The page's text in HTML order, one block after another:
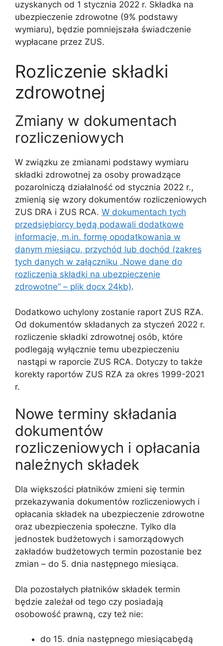
uzyskanych od 1 stycznia 2022 r. Składka na
ubezpieczenie zdrowotne (9% podstawy
wymiaru), będzie pomniejszała świadczenie
wypłacane przez ZUS.
Rozliczenie składki
zdrowotnej
Zmiany w dokumentach
rozliczeniowych
W związku ze zmianami podstawy wymiaru
składki zdrowotnej za osoby prowadzące
pozarolniczą działalność od stycznia 2022 r.,
zmienią się wzory dokumentów rozliczeniowych
ZUS DRA i ZUS RCA. W dokumentach tych
przedsiębiorcy będą podawali dodatkowe
informacje, m.in. formę opodatkowania w
danym miesiącu, przychód lub dochód (zakres
tych danych w załączniku „Nowe dane do
rozliczenia składki na ubezpieczenie
zdrowotne” – plik docx 24kb).
Dodatkowo uchylony zostanie raport ZUS RZA.
Od dokumentów składanych za styczeń 2022 r.
rozliczenie składki zdrowotnej osób, które
podlegają wyłącznie temu ubezpieczeniu
nastąpi w raporcie ZUS RCA. Dotyczy to także
korekty raportów ZUS RZA za okres 1999-2021
r.
Nowe terminy składania
dokumentów
rozliczeniowych i opłacania
należnych składek
Dla większości płatników zmieni się termin
przekazywania dokumentów rozliczeniowych i
opłacania składek na ubezpieczenie zdrowotne
oraz ubezpieczenia społeczne. Tylko dla
jednostek budżetowych i samorządowych
zakładów budżetowych termin pozostanie bez
zmian – do 5. dnia następnego miesiąca.
Dla pozostałych płatników składek termin
będzie zależał od tego czy posiadają
osobowość prawną, czy też nie:
do 15. dnia następnego miesiącabędą